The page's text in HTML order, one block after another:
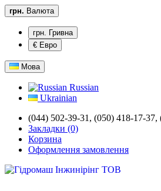
грн. Валюта
грн. Гривна
€ Евро
Мова
Russian
Ukrainian
(044) 502-39-31, (050) 418-17-37,
Закладки (0)
Корзина
Оформлення замовлення